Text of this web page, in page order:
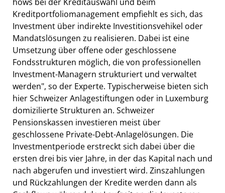
Kreditportfoliomanagement empfiehlt es sich, das
Investment über indirekte Investitionsvehikel oder
Mandatslösungen zu realisieren. Dabei ist eine
Umsetzung über offene oder geschlossene
Fondsstrukturen möglich, die von professionellen
Investment-Managern strukturiert und verwaltet
werden", so der Experte. Typischerweise bieten sich
hier Schweizer Anlagestiftungen oder in Luxemburg
domizilierte Strukturen an. Schweizer
Pensionskassen investieren meist über
geschlossene Private-Debt-Anlagelösungen. Die
Investmentperiode erstreckt sich dabei über die
ersten drei bis vier Jahre, in der das Kapital nach und
nach abgerufen und investiert wird. Zinszahlungen
und Rückzahlungen der Kredite werden dann als